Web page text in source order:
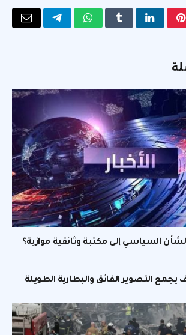
بينتيريستلينكدإنTumblrواتسابتيلقرامالبريد
السياسي إلى مكتبة وثائقية موازية؟